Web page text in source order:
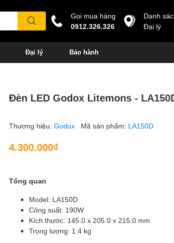
Gọi mua hàng
0912.326.326
Danh
Đại lý
Đại lý Bảo hành
Đèn LED Godox Litemons -
Thương hiệu: Godox Mã sản phẩm: LA150D
4.300.000₫
Tổng quan
Model: LA150D
Công suất: 190W
Kích thước: 145.0 x 205.0 x 215.0 mm
Trọng lượng: 1.4 kg